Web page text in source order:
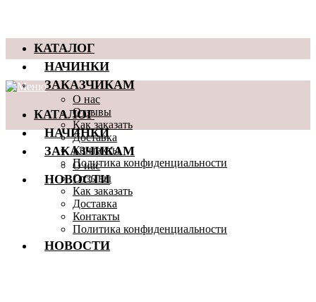
КАТАЛОГ
НАЧИНКИ
ЗАКАЗЧИКАМ
О нас
Отзывы
Как заказать
Доставка
Контакты
Политика конфиденциальности
НОВОСТИ
КАТАЛОГ
НАЧИНКИ
ЗАКАЗЧИКАМ
О нас
Отзывы
Как заказать
Доставка
Контакты
Политика конфиденциальности
НОВОСТИ